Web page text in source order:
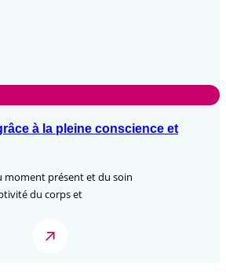
à la pleine conscience et
moment présent et du soin
du corps et